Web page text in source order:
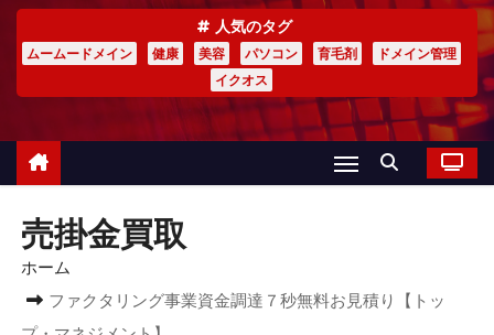
人気のタグ
ムームードメイン 健康 美容 パソコン 育毛剤
ドメイン管理
イクオス
売掛金買取
ホーム
ファクタリング事業資金調達７秒無料お見積り【トッ